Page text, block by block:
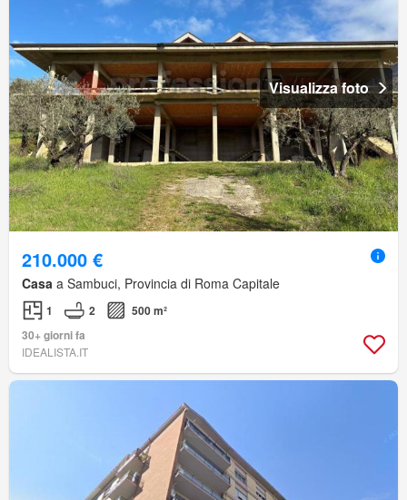
Visualizza foto
210.000 €
Casa a Sambuci, Provincia di Roma Capitale
1 2
500 m²
30+ giorni fa
IDEALISTA.IT